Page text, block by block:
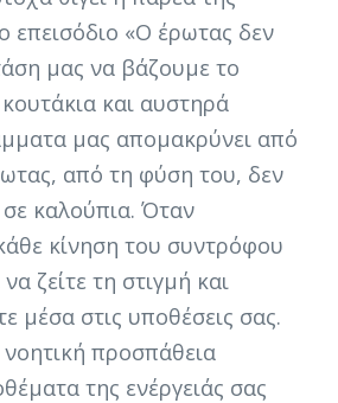
επεισόδιο «Ο έρωτας δεν
μας να βάζουμε το
και αυστηρά
μας απομακρύνει από
από τη φύση του, δεν
καλούπια. Όταν
κίνηση του συντρόφου
ζείτε τη στιγμή και
μέσα στις υποθέσεις σας.
προσπάθεια
της ενέργειάς σας